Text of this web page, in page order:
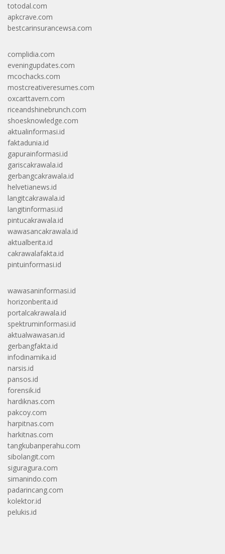
totodal.com
apkcrave.com
bestcarinsurancewsa.com
complidia.com
eveningupdates.com
mcochacks.com
mostcreativeresumes.com
oxcarttavern.com
riceandshinebrunch.com
shoesknowledge.com
aktualinformasi.id
faktadunia.id
gapurainformasi.id
gariscakrawala.id
gerbangcakrawala.id
helvetianews.id
langitcakrawala.id
langitinformasi.id
pintucakrawala.id
wawasancakrawala.id
aktualberita.id
cakrawalafakta.id
pintuinformasi.id
wawasaninformasi.id
horizonberita.id
portalcakrawala.id
spektruminformasi.id
aktualwawasan.id
gerbangfakta.id
infodinamika.id
narsis.id
pansos.id
forensik.id
hardiknas.com
pakcoy.com
harpitnas.com
harkitnas.com
tangkubanperahu.com
sibolangit.com
siguragura.com
simanindo.com
padarincang.com
kolektor.id
pelukis.id